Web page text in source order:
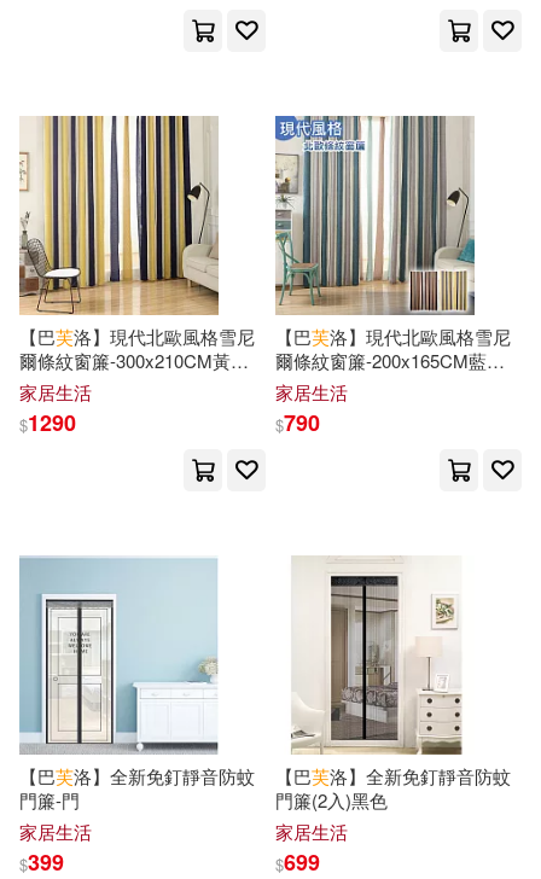
上海市檔案館(19)
中共上海市委黨史研究室(19)
中華人民共和國海事局(19)
八路(19)
北京小紅花圖書工作室(19)
吉田秋生(19) 吳中偉(19)
林清玄(19)
薛理勇(19)
陳文漢（主編）(19)
（美）蘇斯博士(19)
百家出版社(133)
人民教育出版社(131)
湖南少年兒童出版社(131)
方志出版社(130)
中國林業出版社(127)
長鴻出版社(127)
南開大學出版社(125)
木馬文化(125)
【巴芙洛】現代北歐風格雪尼
爾條紋窗簾-300x210CM黃藍
條紋
家居生活
$1290
【巴芙洛】現代北歐風格雪尼
爾條紋窗簾-200x165CM藍灰
條紋
家居生活
$790
【巴芙洛】全新免釘靜音防蚊
門簾-門
家居生活
$399
【巴芙洛】全新免釘靜音防蚊
門簾(2入)黑色
家居生活
$699